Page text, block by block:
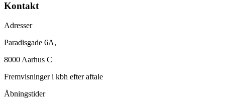
Kontakt
Adresser
Paradisgade 6A,
8000 Aarhus C
Fremvisninger i kbh efter aftale
Åbningstider